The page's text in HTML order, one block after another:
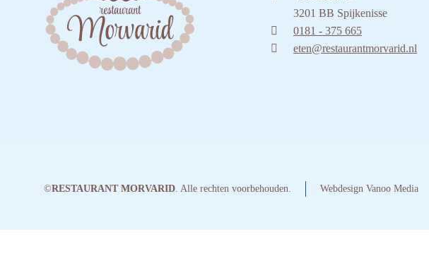
3201 BB Spijkenisse
0181 - 375 665
eten@restaurantmorvarid.nl
©RESTAURANT MORVARID. Alle rechten voorbehouden. Webdesign Vanoo Media